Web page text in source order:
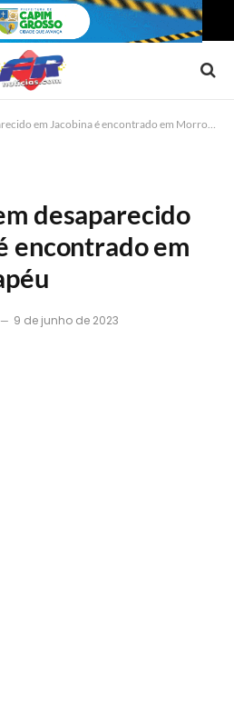
em Jacobina é encontrado em Morro do Chapéu
desaparecido
encontrado em
9 de junho de 2023